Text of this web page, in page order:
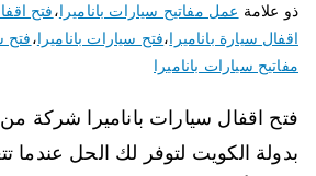
ذو علامة عمل مفاتيح سيارات باناميرا،فتح
اقفال سيارة باناميرا،فتح سيارات باناميرا،فتح
مفاتيح سيارات باناميرا
فتح اقفال سيارات باناميرا شركة
بدولة الكويت لتوفر لك الحل